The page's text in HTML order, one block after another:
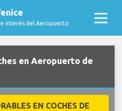
interés del Aeropuerto
en Aeropuerto de
EN COCHES DE